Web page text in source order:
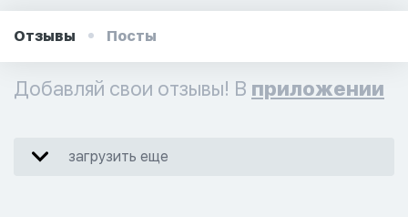
Отзывы Посты
Добавляй свои отзывы! В приложении
загрузить еще